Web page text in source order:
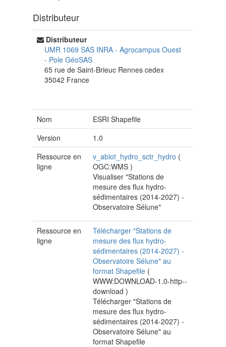
Distributeur
Distributeur
UMR 1069 SAS INRA - Agrocampus Ouest
- Pole GéoSAS
65 rue de Saint-Brieuc Rennes cedex
35042 France
Nom
ESRI Shapefile
Version
1.0
Ressource en
ligne
v_abiot_hydro_sctr_hydro (
OGC:WMS)
Visualiser "Stations de
mesure des flux hydro-
sédimentaires (2014-2027) -
Observatoire Sélune"
Ressource en
ligne
Télécharger "Stations de
mesure des flux hydro-
sédimentaires (2014-2027) -
Observatoire Sélune" au
format Shapefile (
WWW:DOWNLOAD-1.0-http--
download)
Télécharger "Stations de
mesure des flux hydro-
sédimentaires (2014-2027) -
Observatoire Sélune" au
format Shapefile